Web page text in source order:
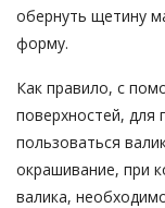
обернуть щетину
форму.
Как правило, с
поверхностей, для
пользоваться
окрашивание, при
валика,